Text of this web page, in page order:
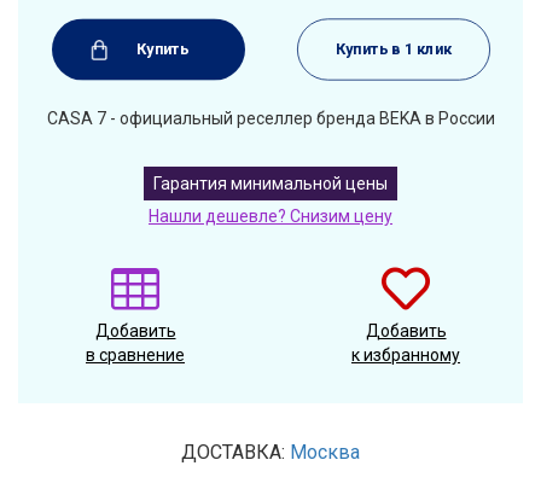
Купить Купить в 1 клик
CASA 7 - официальный реселлер бренда BEKA в России
Гарантия минимальной цены
Нашли дешевле? Снизим цену
Добавить
в сравнение
Добавить
к избранному
ДОСТАВКА: Москва